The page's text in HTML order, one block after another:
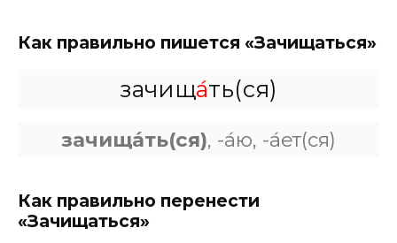
Как правильно пишется «Зачищаться»
зачища́ть(ся)
зачища́ть(ся), -а́ю, -а́ет(ся)
Как правильно перенести
«Зачищаться»